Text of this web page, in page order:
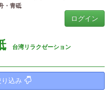
・青砥
ログイン
台湾リラクゼーション
り込み